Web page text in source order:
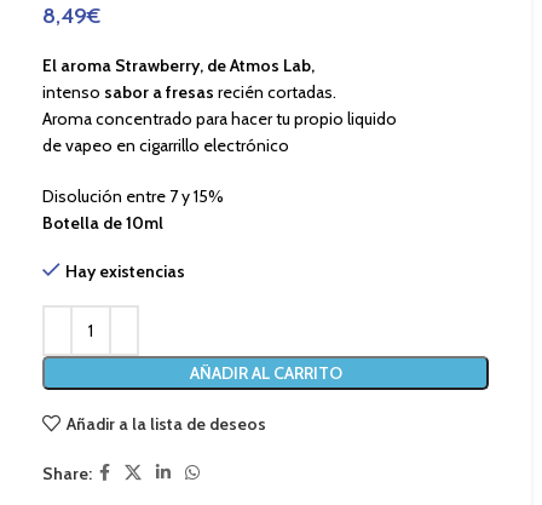
8,49€
El aroma Strawberry, de Atmos Lab,
intenso sabor a fresas recién cortadas.
Aroma concentrado para hacer tu propio liquido
de vapeo en cigarrillo electrónico
Disolución entre 7 y 15%
Botella de 10ml
Hay existencias
AÑADIR AL CARRITO
Añadir a la lista de deseos
Share: